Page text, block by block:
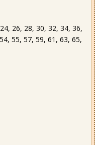
26, 28, 30, 32, 34, 36,
55, 57, 59, 61, 63, 65,